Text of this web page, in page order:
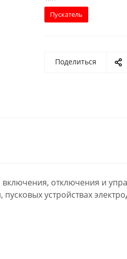
Пускатель
Поделиться
отключения и
устройствах